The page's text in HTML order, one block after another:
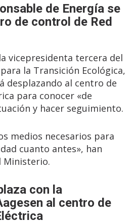
de Energía se
de control de Red
vicepresidenta tercera del
la Transición Ecológica,
desplazando al centro de
para conocer «de
y hacer seguimiento.
medios necesarios para
cuanto antes», han
Ministerio.
con la
al centro de